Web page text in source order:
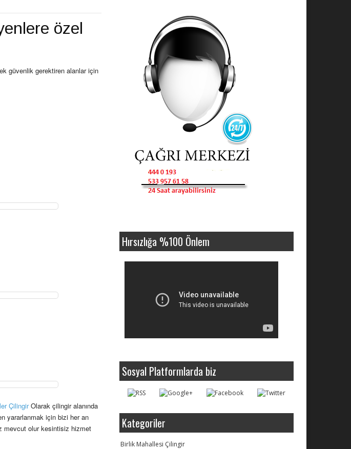
özel
güvenlik gerektiren alanlar için
ÇilingirOlarak çilingir alanında
yararlanmak için bizi her an
mevcut olur kesintisiz hizmet
Hırsızlığa %100 Önlem
Sosyal Platformlarda biz
Kategoriler
Birlik Mahallesi Çilingir